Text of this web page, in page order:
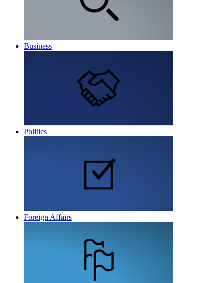
Business
Politics
Foreign Affairs